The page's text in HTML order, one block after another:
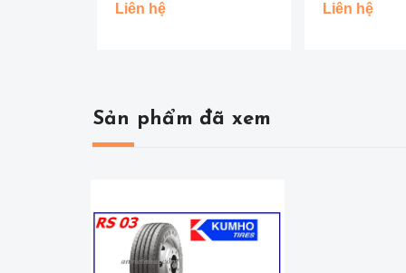
Đồng Tiền )
Liên hệ Liên hệ
Sản phẩm đã xem